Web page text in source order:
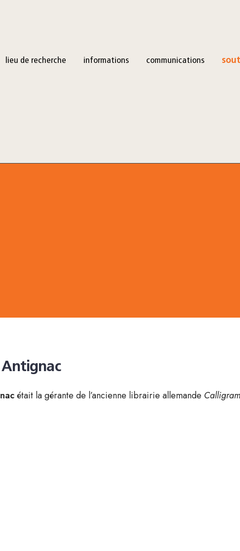
lieu de recherche informations communications
était la gérante de l’ancienne librairie allemande